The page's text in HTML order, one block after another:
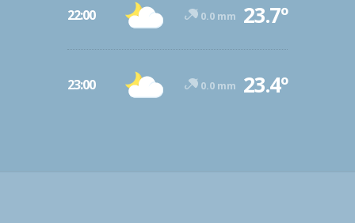
22:00 0.0 mm 23.7º
23:00 0.0 mm 23.4º